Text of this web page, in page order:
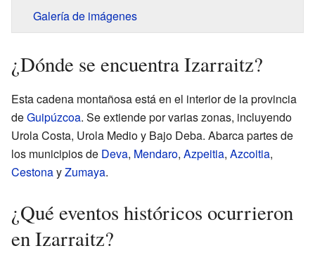
Galería de imágenes
¿Dónde se encuentra Izarraitz?
Esta cadena montañosa está en el interior de la provincia
deGuipúzcoa. Se extiende por varias zonas, incluyendo
Urola Costa, Urola Medio y Bajo Deba. Abarca partes de
los municipios de Deva, Mendaro, Azpeitia, Azcoitia,
CestonayZumaya.
¿Qué eventos históricos ocurrieron
en Izarraitz?